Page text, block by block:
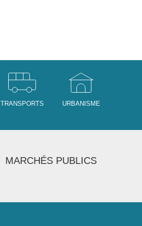
TRANSPORTS URBANISME
MARCHÉS PUBLICS